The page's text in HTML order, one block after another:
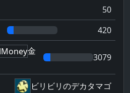
50
420
金
3079
ビリビリのデカタマゴ